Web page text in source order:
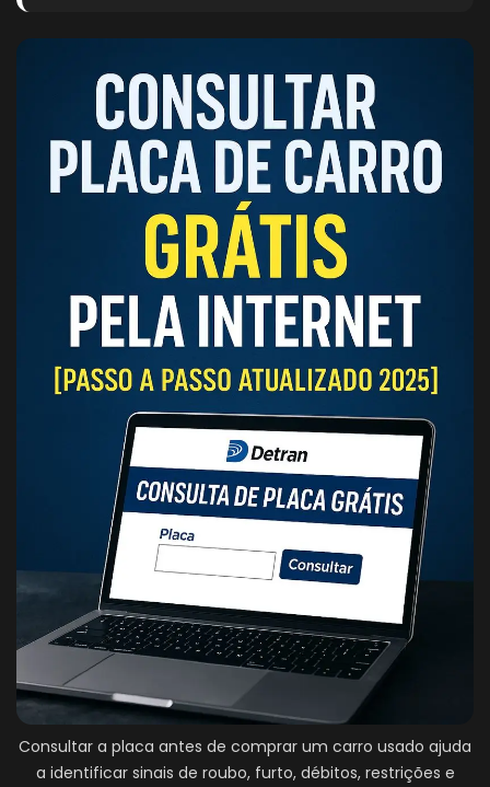
Consultar a placa antes de comprar um carro usado ajuda
a identificar sinais de roubo, furto, débitos, restrições e